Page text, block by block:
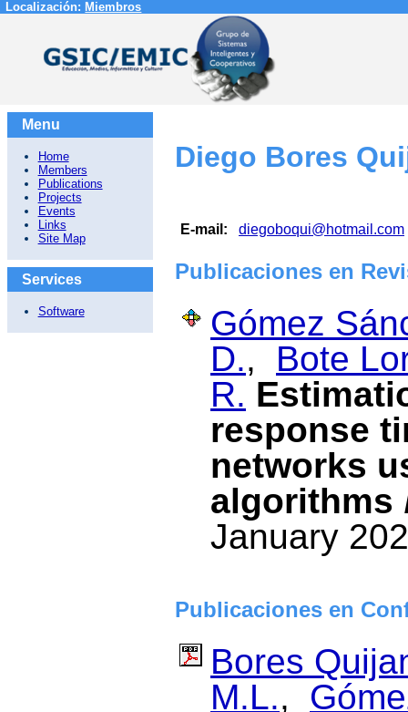
Localización: Miembros
Menu
Home
Members
Publications
Projects
Events
Links
Site Map
Services
Software
Diego Bores
E-mail: diegoboqui@hotmail.com
Publicaciones en
Gómez
D., Bote
R.
response
networks
algorithms
January
Publicaciones en
Bores
M.L.,